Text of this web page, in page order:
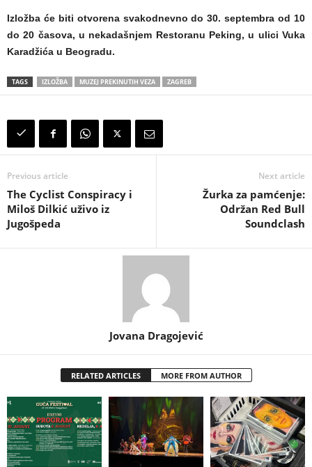
Izložba će biti otvorena svakodnevno do 30. septembra od 10
do 20 časova, u nekadašnjem Restoranu Peking, u ulici Vuka
Karadžića u Beogradu.
TAGS IZLOŽBA MUZEJ PREKINUTIH VEZA ZAGREB
Previous article
The Cyclist Conspiracy i
Miloš Dilkić uživo iz
Jugošpeda
Next article
Žurka za pamćenje:
Održan Red Bull
Soundclash
Jovana Dragojević
RELATED ARTICLES MORE FROM AUTHOR